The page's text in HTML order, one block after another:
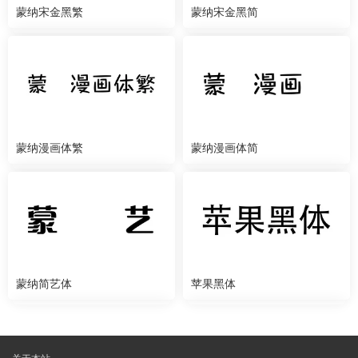
蒙纳宋金黑繁 蒙纳宋金黑简
蒙纳漫画体繁 蒙纳漫画体简
蒙纳简艺体 苹果黑体